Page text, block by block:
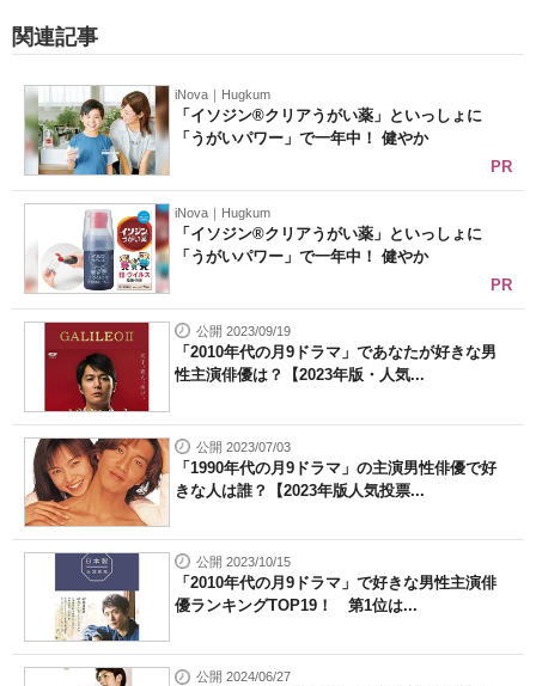
関連記事
iNova｜Hugkum
「イソジン®クリアうがい薬」といっしょに
「うがいパワー」で一年中！ 健やか
PR
iNova｜Hugkum
「イソジン®クリアうがい薬」といっしょに
「うがいパワー」で一年中！ 健やか
PR
公開 2023/09/19
「2010年代の月9ドラマ」であなたが好きな男
性主演俳優は？【2023年版・人気...
公開 2023/07/03
「1990年代の月9ドラマ」の主演男性俳優で好
きな人は誰？【2023年版人気投票...
公開 2023/10/15
「2010年代の月9ドラマ」で好きな男性主演俳
優ランキングTOP19！ 第1位は...
公開 2024/06/27